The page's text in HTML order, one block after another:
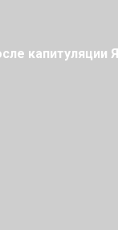
капитуляции